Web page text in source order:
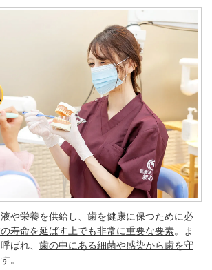
や栄養を供給し、歯を健康に保つために必
寿命を延ばす上でも非常に重要な要素。ま
ばれ、 歯の中にある細菌や感染から歯を守
。